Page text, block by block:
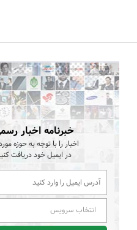
خبرنامه اخبار
اخبار را با توجه به حوزه
در ایمیل خود دریافت
انتخاب سرویس